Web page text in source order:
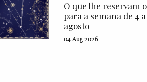
O que lhe reservam
para a semana de 4
agosto
04 Aug 2026